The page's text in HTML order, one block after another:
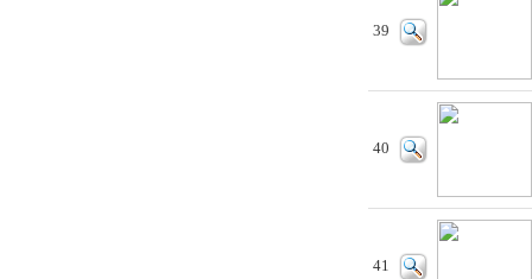
39
40
41